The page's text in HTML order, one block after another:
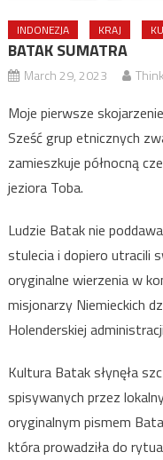
INDONEZJA KRAJ
BATAK SUMATRA
March 29, 2023
Moje pierwsze
Sześć grup etnicznych
zamieszkuje północną
jeziora Toba.
Ludzie Batak nie
stulecia i dopiero utracili
oryginalne wierzenia w
misjonarzy Niemieckich
Holenderskiej
Kultura Batak słynęła
spisywanych przez
oryginalnym pismem
która prowadziła do